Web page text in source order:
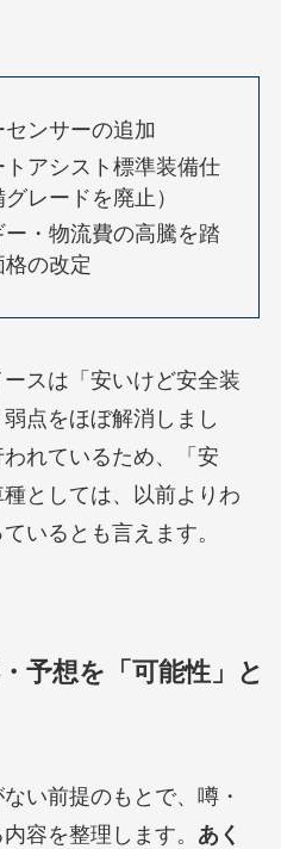
ンサーの追加
アシスト標準装備仕
レードを廃止）
・物流費の高騰を踏
の改定
スは「安いけど安全装
点をほぼ解消しまし
れているため、「安
としては、以前よりわ
いるとも言えます。
予想を「可能性」と
い前提のもとで、噂・
容を整理します。 あく